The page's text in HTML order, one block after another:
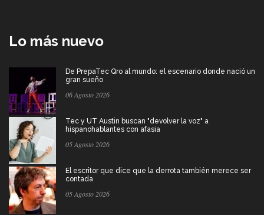
Lo más nuevo
De PrepaTec Qro al mundo: el escenario donde nació un
gran sueño
06 Agosto 2026
Tec y UT Austin buscan "devolver la voz" a
hispanohablantes con afasia
05 Agosto 2026
El escritor que dice que la derrota también merece ser
contada
05 Agosto 2026